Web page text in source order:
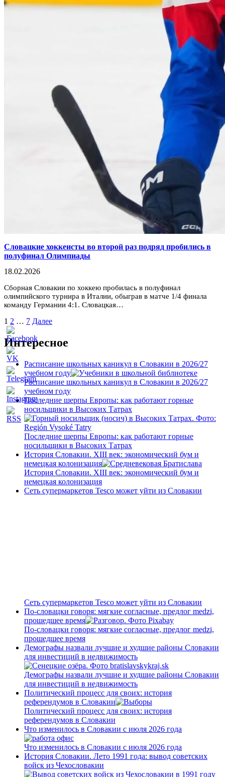
Словацкие хоккеисты во второй раз подряд пробились в
полуфинал Олимпиады
18.02.2026
Сборная Словакии по хоккею пробилась в полуфинал
олимпийского турнира в Италии, обыграв в матче 1/4 финала
команду Германии 4:1. Словацкая…
Пагинация
записей
1 2 … 7 Далее
Интересное
Расписание школьных каникул в Словакии в 2026/27
учебном году
Расписание школьных каникул в Словакии в 2026/27
учебном году
Последние шерпы Европы: как работают горные
носильщики в Высоких Татрах
Последние шерпы Европы: как работают горные
носильщики в Высоких Татрах
История Словакии. XIII век: экономический бум и
немецкая колонизация
История Словакии. XIII век: экономический бум и
немецкая колонизация
Сеть супермаркетов Tesco может уйти из Словакии
Сеть супермаркетов Tesco может уйти из Словакии
По-словацки говоря: мягкие согласные, предлог medzi,
прошедшее время
По-словацки говоря: мягкие согласные, предлог medzi,
прошедшее время
Демографы назвали лучшие и худшие районы Словакии
для инвестиций в недвижимость
Демографы назвали лучшие и худшие районы Словакии
для инвестиций в недвижимость
Политический процесс для своих: история
референдумов в Словакии
Политический процесс для своих: история
референдумов в Словакии
Что изменилось в Словакии с июля 2026 года
Что изменилось в Словакии с июля 2026 года
История Словакии. Лето 1991 года: вывод советских
войск из Чехословакии